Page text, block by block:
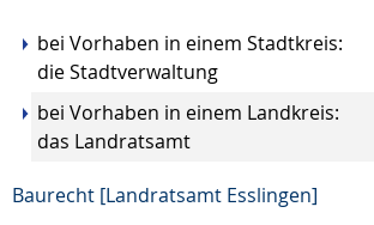
bei Vorhaben in einem Stadtkreis:
die Stadtverwaltung
bei Vorhaben in einem Landkreis:
das Landratsamt
Baurecht [Landratsamt Esslingen]